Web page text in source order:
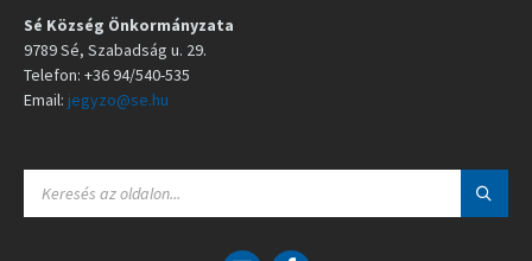
Sé Község Önkormányzata
9789 Sé, Szabadság u. 29.
Telefon: +36 94/540-535
Email: jegyzo@se.hu
A